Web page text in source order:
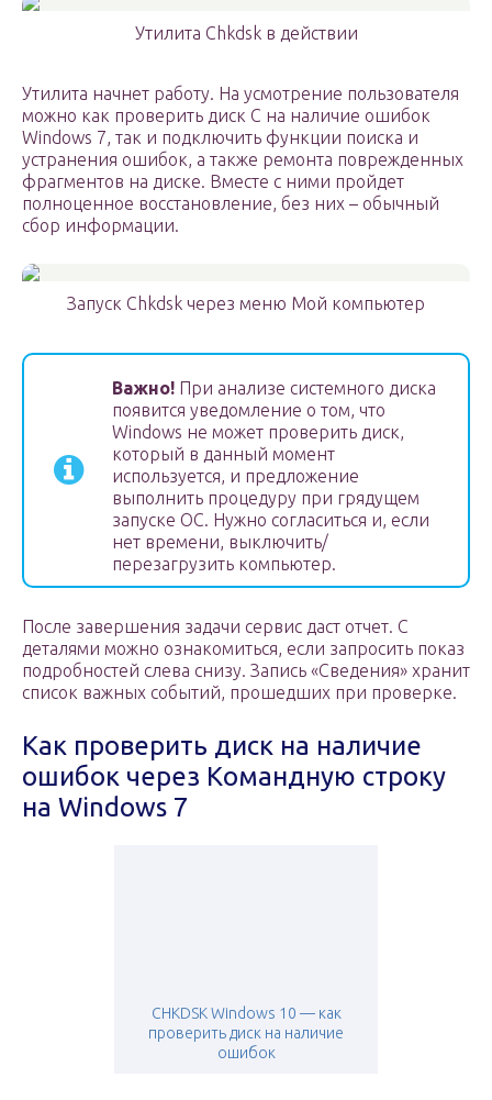
Утилита Chkdsk в действии
Утилита начнет работу. На усмотрение пользователя
можно как проверить диск С на наличие ошибок
Windows 7, так и подключить функции поиска и
устранения ошибок, а также ремонта поврежденных
фрагментов на диске. Вместе с ними пройдет
полноценное восстановление, без них – обычный
сбор информации.
Запуск Chkdsk через меню Мой компьютер
Важно! При анализе системного диска
появится уведомление о том, что
Windows не может проверить диск,
который в данный момент
используется, и предложение
выполнить процедуру при грядущем
запуске ОС. Нужно согласиться и, если
нет времени, выключить/
перезагрузить компьютер.
После завершения задачи сервис даст отчет. С
деталями можно ознакомиться, если запросить показ
подробностей слева снизу. Запись «Сведения» хранит
список важных событий, прошедших при проверке.
Как проверить диск на наличие
ошибок через Командную строку
на Windows 7
CHKDSK Windows 10 — как
проверить диск на наличие
ошибок